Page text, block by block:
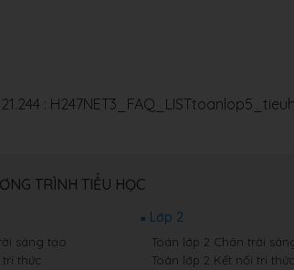
:
TRÌNH TIỂU HỌC
sáng tạo
tri thức
Lớp 2
Toán lớp 2 Chân trời
Toán lớp 2 Kết nối tri thức